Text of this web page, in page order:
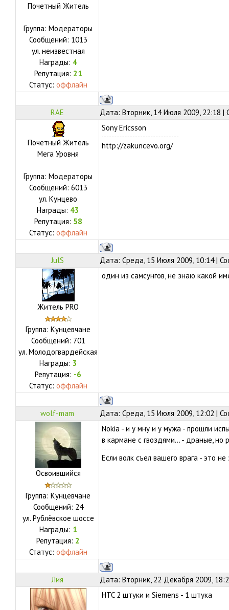
Почетный Житель
Группа: Модераторы
Сообщений: 1013
ул. неизвестная
Награды: 4
Репутация: 21
Статус: оффлайн
RAE Дата: Вторник, 14 Июля 2009, 22:18
Почетный Житель
Мега Уровня
Группа: Модераторы
Сообщений: 6013
ул. Кунцево
Награды: 43
Репутация: 58
Статус: оффлайн
Sony Ericsson
http://zakuncevo.org/
JulS Дата: Среда, 15 Июля 2009, 10:14 |
Житель PRO
Группа: Кунцевчане
Сообщений: 701
ул. Молодогвардейская
Награды: 3
Репутация: -6
Статус: оффлайн
один из самсунгов, не знаю какой
wolf-mam Дата: Среда, 15 Июля 2009, 12:02 |
Освоившийся
Группа: Кунцевчане
Сообщений: 24
ул. Рублёвское шоссе
Награды: 1
Репутация: 2
Статус: оффлайн
Nokia - и у мну и у мужа - прошли
в кармане с гвоздями... - драные, но
Если волк съел вашего врага - это
Лия Дата: Вторник, 22 Декабря 2009,
HTC 2 штуки и Siemens - 1 штука